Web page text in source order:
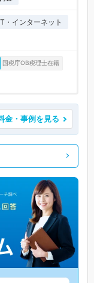
・インターネット
国税庁OB税理士在籍
金・事例を見る